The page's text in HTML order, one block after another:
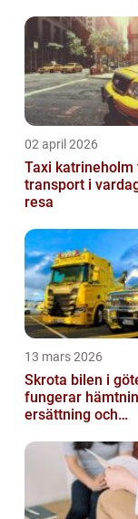
02 april 2026
Taxi katrineholm trygg
transport i
resa
13 mars 2026
Skrota bilen i
fungerar
ersättning och